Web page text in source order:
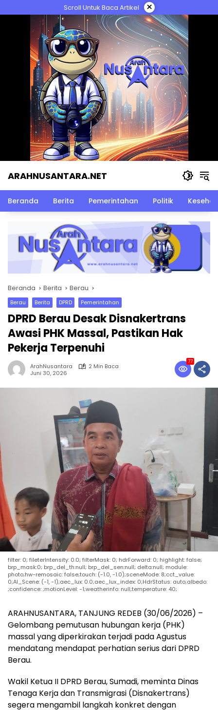
ke
Scroll Untuk Baca Artikel ×
ARAHNUSANTARA.NET
Beranda Berita Pemerintahan Politik
Beranda Berita Berau
Berau Berita DPRD Pemerintahan
DPRD Berau Desak Disnakertrans
Awasi PHK Massal, Pastikan Hak
Pekerja Terpenuhi
ArahNusantara
2 Min Baca
Juni 30, 2026
77
filter: 0; fileterIntensity: 0.0; filterMask: 0; hdrForward: 0; highlight: false;
brp_mask:0; brp_del_th:null; brp_del_sen:null; delta:null; module:
photo;hw-remosaic: false;touch: (-1.0, -1.0);sceneMode: 8;cct_value:
0;AI_Scene: (-1, -1);aec_lux: 0.0;aec_lux_index: 0;HdrStatus: auto;albedo:
;confidence: ;motionLevel: -1;weatherinfo: null;temperature: 40;
ARAHNUSANTARA, TANJUNG REDEB (30/06/2026) –
Gelombang pemutusan hubungan kerja (PHK)
massal yang diperkirakan terjadi pada Agustus
mendatang mendapat perhatian serius dari DPRD
Berau.
Wakil Ketua II DPRD Berau, Sumadi, meminta Dinas
Tenaga Kerja dan Transmigrasi (Disnakertrans)
segera mengambil langkah konkret dengan